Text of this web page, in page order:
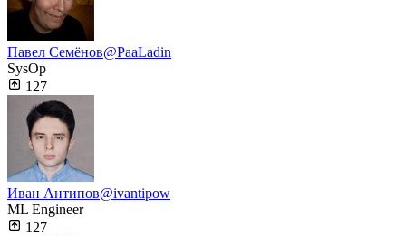
Павел Семёнов@PaaLadin
SysOp
127
Иван Антипов@ivantipow
ML Engineer
127